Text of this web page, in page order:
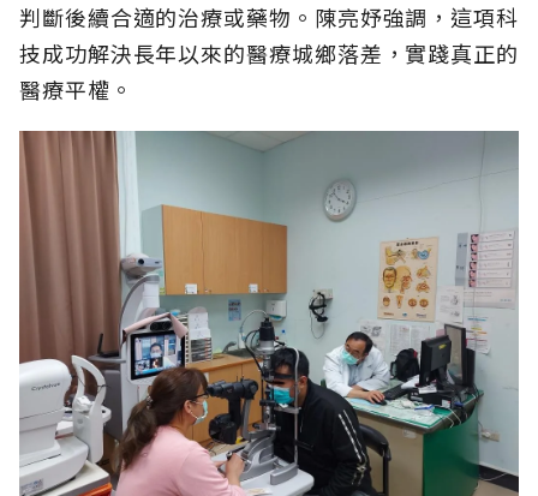
判斷後續合適的治療或藥物。陳亮妤強調，這項科
技成功解決長年以來的醫療城鄉落差，實踐真正的
醫療平權。